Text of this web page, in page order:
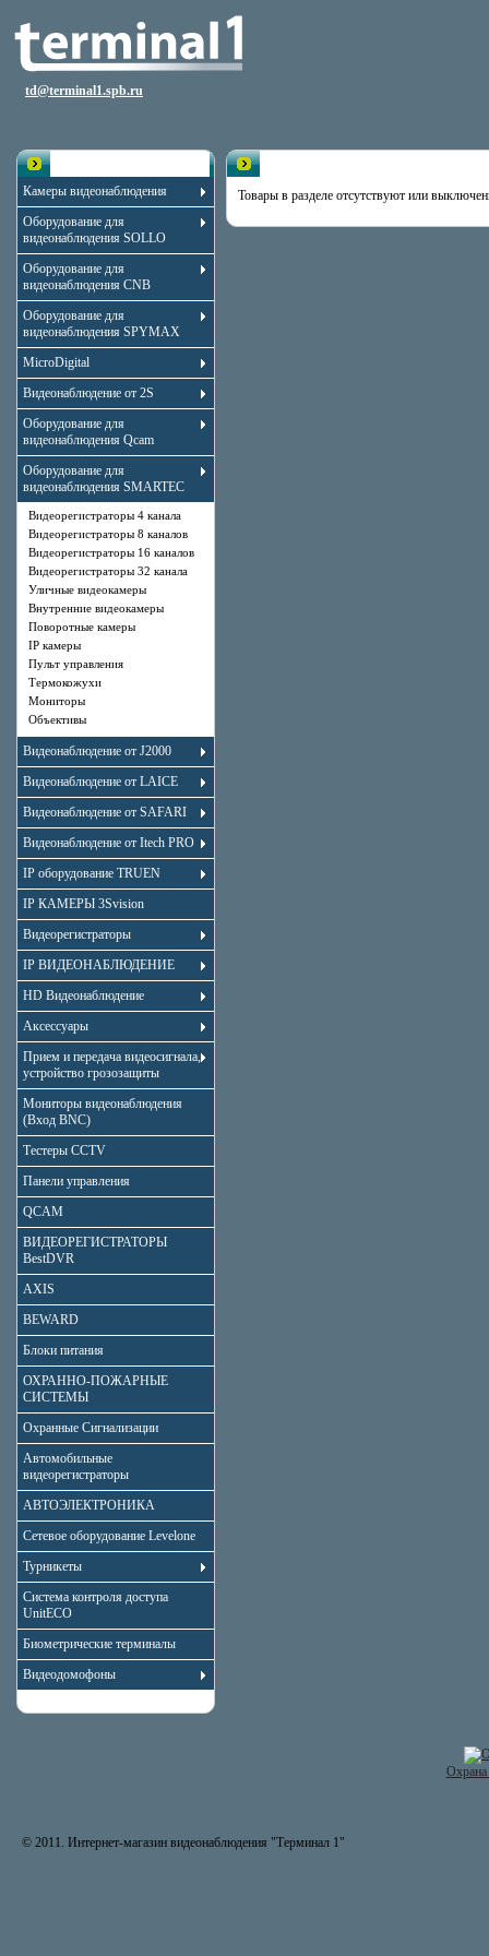
td@terminal1.spb.ru
Камеры видеонаблюдения
Оборудование для
видеонаблюдения SOLLO
Оборудование для
видеонаблюдения CNB
Оборудование для
видеонаблюдения SPYMAX
MicroDigital
Видеонаблюдение от 2S
Оборудование для
видеонаблюдения Qcam
Оборудование для
видеонаблюдения SMARTEC
Видеорегистраторы 4 канала
Видеорегистраторы 8 каналов
Видеорегистраторы 16 каналов
Видеорегистраторы 32 канала
Уличные видеокамеры
Внутренние видеокамеры
Поворотные камеры
IP камеры
Пульт управления
Термокожухи
Мониторы
Объективы
Видеонаблюдение от J2000
Видеонаблюдение от LAICE
Видеонаблюдение от SAFARI
Видеонаблюдение от Itech PRO
IP оборудование TRUEN
IP КАМЕРЫ 3Svision
Видеорегистраторы
IP ВИДЕОНАБЛЮДЕНИЕ
HD Видеонаблюдение
Аксессуары
Прием и передача видеосигнала,
устройство грозозащиты
Мониторы видеонаблюдения
(Вход BNC)
Тестеры CCTV
Панели управления
QCAM
ВИДЕОРЕГИСТРАТОРЫ
BestDVR
AXIS
BEWARD
Блоки питания
ОХРАННО-ПОЖАРНЫЕ
СИСТЕМЫ
Охранные Сигнализации
Автомобильные
видеорегистраторы
АВТОЭЛЕКТРОНИКА
Сетевое оборудование Levelone
Турникеты
Система контроля доступа
UnitECO
Биометрические терминалы
Видеодомофоны
Товары в разделе отсутствуют или
© 2011. Интернет-магазин видеонаблюдения "Терминал 1"